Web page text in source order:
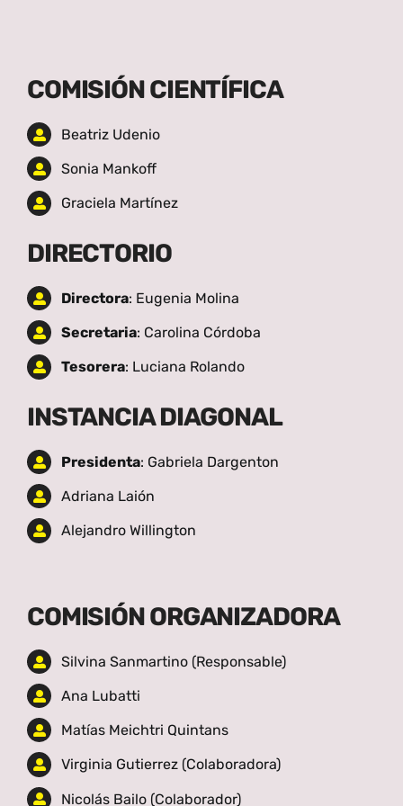
COMISIÓN CIENTÍFICA
Beatriz Udenio
Sonia Mankoff
Graciela Martínez
DIRECTORIO
Directora: Eugenia Molina
Secretaria: Carolina Córdoba
Tesorera: Luciana Rolando
INSTANCIA DIAGONAL
Presidenta: Gabriela Dargenton
Adriana Laión
Alejandro Willington
COMISIÓN ORGANIZADORA
Silvina Sanmartino (Responsable)
Ana Lubatti
Matías Meichtri Quintans
Virginia Gutierrez (Colaboradora)
Nicolás Bailo (Colaborador)